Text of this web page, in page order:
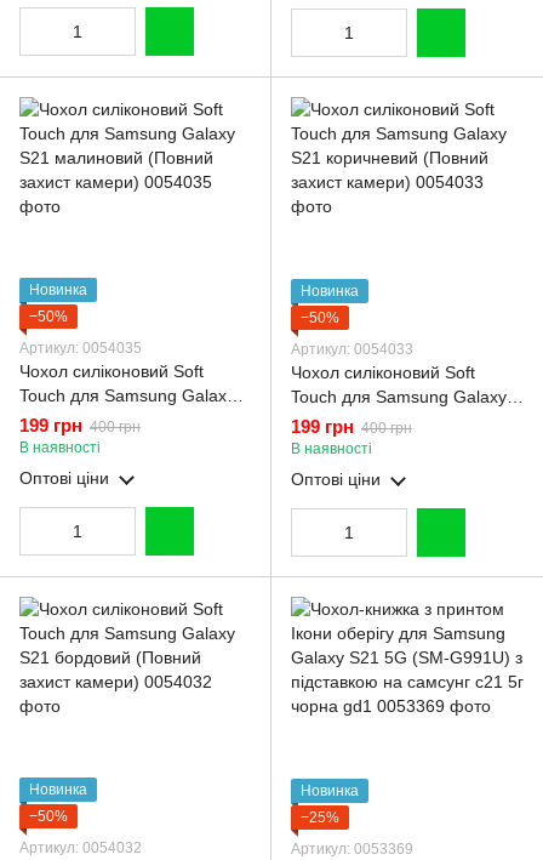
Новинка
−50%
Артикул: 0054035
Чохол силіконовий Soft
Touch для Samsung Galaxy
S21 малиновий (Повний
захист камери)
199 грн 400 грн
В наявності
Оптові ціни
Новинка
−50%
Артикул: 0054033
Чохол силіконовий Soft
Touch для Samsung Galaxy
S21 коричневий (Повний
захист камери)
199 грн 400 грн
В наявності
Оптові ціни
Новинка
−50%
Артикул: 0054032
Новинка
−25%
Артикул: 0053369